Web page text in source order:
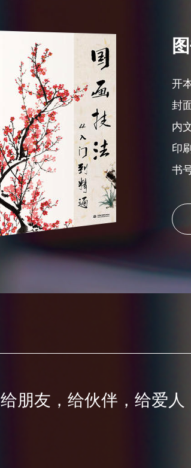
开
封
内
印
书
给朋友，给伙伴，给爱